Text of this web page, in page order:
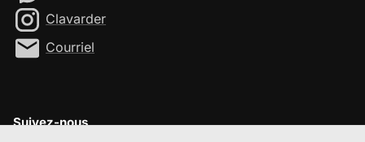
Clavarder
Courriel
Suivez-nous